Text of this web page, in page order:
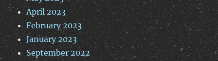
April 2023
February 2023
January 2023
September 2022